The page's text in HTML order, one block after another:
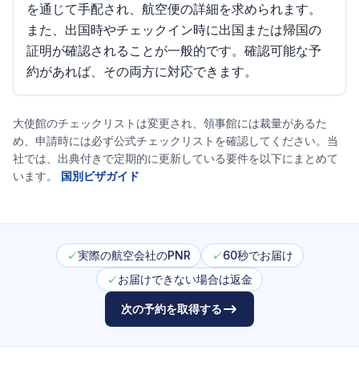
を通じて手配され、航空便の詳細を求められます。
また、出国時やチェックイン時に出国または帰国の
証明が確認されることが一般的です。確認可能な予
約があれば、その両方に対応できます。
大使館のチェックリストは変更され、領事館には裁量があるた
め、申請時には必ず公式チェックリストを確認してください。当
社では、出典付きで定期的に更新している要件を以下にまとめて
います。
国別ビザガイド
✓実際の航空会社のPNR ✓60秒でお届け
✓お届けできない場合は返金
次の予約を取得する